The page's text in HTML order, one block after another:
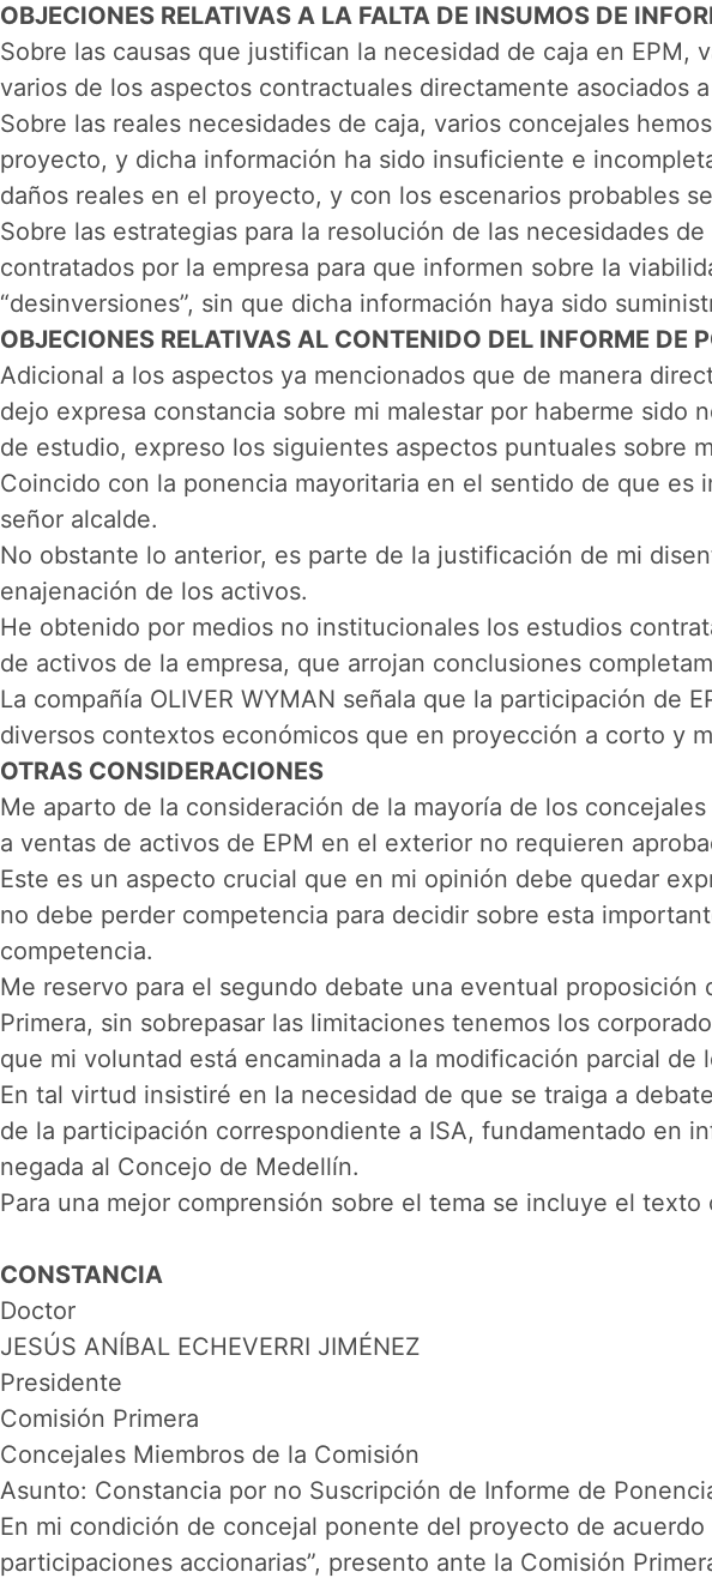
OBJECIONES RELATIVAS A LA FALTA DE INSUMOS DE
Sobre las causas que justifican la necesidad de caja en
varios de los aspectos contractuales directamente asociados
Sobre las reales necesidades de caja, varios concejales
proyecto, y dicha información ha sido insuficiente e
daños reales en el proyecto, y con los escenarios probables
Sobre las estrategias para la resolución de las necesidades
contratados por la empresa para que informen sobre la
“desinversiones”, sin que dicha información haya sido
OBJECIONES RELATIVAS AL CONTENIDO DEL INFORME DE
Adicional a los aspectos ya mencionados que de manera
dejo expresa constancia sobre mi malestar por haberme
de estudio, expreso los siguientes aspectos puntuales sobre
Coincido con la ponencia mayoritaria en el sentido de que
señor alcalde.
No obstante lo anterior, es parte de la justificación de mi
enajenación de los activos.
He obtenido por medios no institucionales los estudios
de activos de la empresa, que arrojan conclusiones
La compañía OLIVER WYMAN señala que la participación de
diversos contextos económicos que en proyección a corto y
OTRAS CONSIDERACIONES
Me aparto de la consideración de la mayoría de los
a ventas de activos de EPM en el exterior no requieren
Este es un aspecto crucial que en mi opinión debe quedar
no debe perder competencia para decidir sobre esta
competencia.
Me reservo para el segundo debate una eventual
Primera, sin sobrepasar las limitaciones tenemos los
que mi voluntad está encaminada a la modificación parcial
En tal virtud insistiré en la necesidad de que se traiga a
de la participación correspondiente a ISA, fundamentado en
negada al Concejo de Medellín.
Para una mejor comprensión sobre el tema se incluye el
CONSTANCIA
Doctor
JESÚS ANÍBAL ECHEVERRI JIMÉNEZ
Presidente
Comisión Primera
Concejales Miembros de la Comisión
Asunto: Constancia por no Suscripción de Informe de
En mi condición de concejal ponente del proyecto de
participaciones accionarias”, presento ante la Comisión